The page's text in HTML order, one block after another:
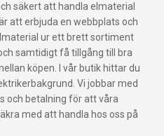
säkert att handla elmaterial
att erbjuda en webbplats och
ur ett brett sortiment
samtidigt få tillgång till bra
köpen. I vår butik hittar du
Vi jobbar med
och betalning för att våra
med att handla hos oss på